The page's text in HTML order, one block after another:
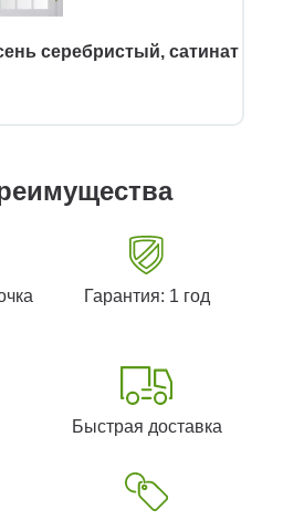
серебристый, сатинат
Гарантия: 1 год
Быстрая доставка